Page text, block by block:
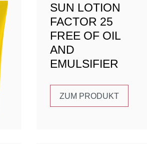
SUN LOTION
FACTOR 25
FREE OF OIL
AND
EMULSIFIER
ZUM PRODUKT